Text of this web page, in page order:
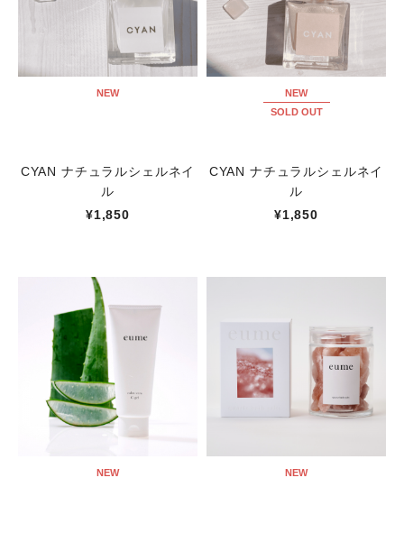
NEW
CYAN ナチュラルシェルネイ
ル
¥1,850
NEW
SOLD OUT
CYAN ナチュラルシェルネイ
ル
¥1,850
NEW NEW